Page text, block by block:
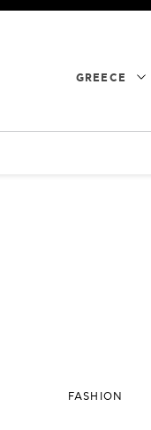
GREECE
FASHION